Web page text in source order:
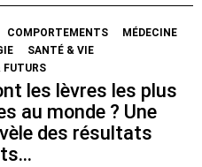
COMPORTEMENTS
MÉDECINE
SANTÉ & VIE
FUTURS
les lèvres les plus
au monde ? Une
des résultats